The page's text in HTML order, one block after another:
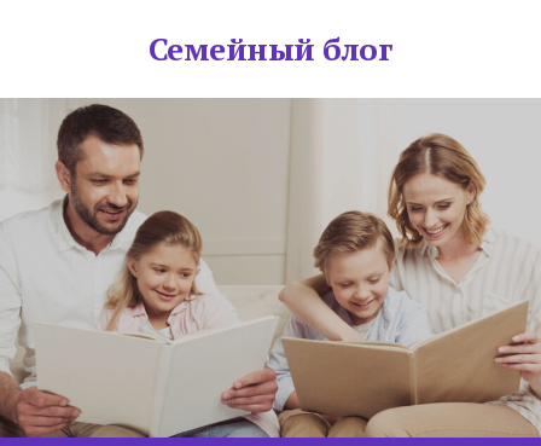
Семейный блог